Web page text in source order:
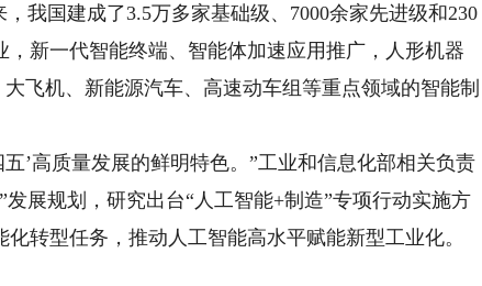
国建成了3.5万多家基础级、7000余家先进级和230
新一代智能终端、智能体加速应用推广，人形机器
飞机、新能源汽车、高速动车组等重点领域的智能制
高质量发展的鲜明特色。”工业和信息化部相关负责
展规划，研究出台“人工智能+制造”专项行动实施方
转型任务，推动人工智能高水平赋能新型工业化。